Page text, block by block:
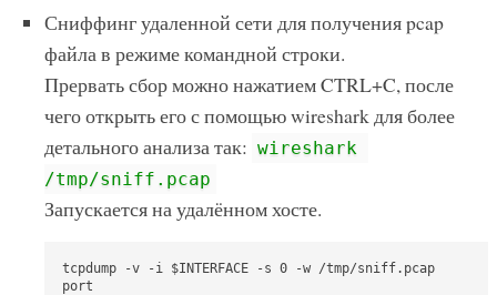
Сниффинг удаленной сети для получения pcap
файла в режиме командной строки.
Прервать сбор можно нажатием CTRL+C, после
чего открыть его с помощью wireshark для более
детального анализа так: wireshark
/tmp/sniff.pcap
Запускается на удалённом хосте.
tcpdump -v -i $INTERFACE -s 0 -w /tmp/sniff.pcap
port